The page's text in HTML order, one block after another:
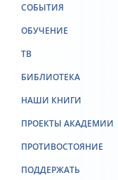
СОБЫТИЯ
ОБУЧЕНИЕ
ТВ
БИБЛИОТЕКА
НАШИ КНИГИ
ПРОЕКТЫ АКАДЕМИИ
ПРОТИВОСТОЯНИЕ
ПОДДЕРЖАТЬ